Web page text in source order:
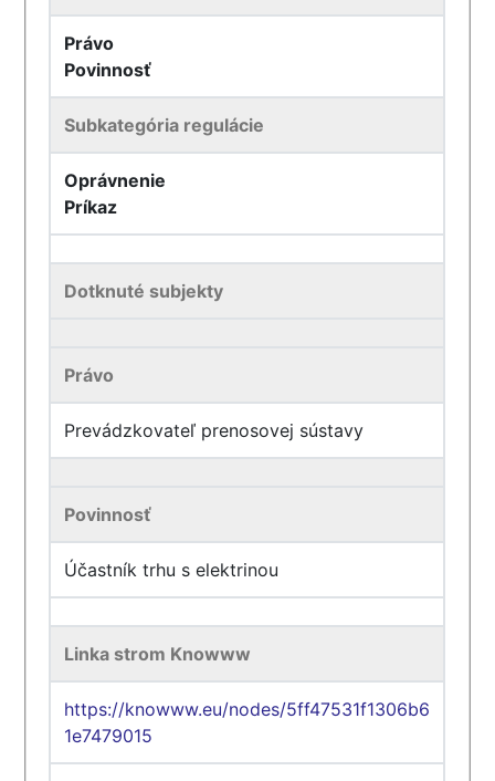
Právo
Povinnosť
Subkategória regulácie
Oprávnenie
Príkaz
Dotknuté subjekty
Právo
Prevádzkovateľ prenosovej sústavy
Povinnosť
Účastník trhu s elektrinou
Linka strom Knowww
https://knowww.eu/nodes/5ff47531f1306b6
1e7479015